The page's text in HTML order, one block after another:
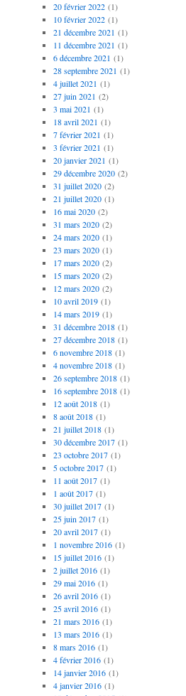
20 février 2022(1)
10 février 2022(1)
21 décembre 2021 (1)
11 décembre 2021 (1)
6 décembre 2021 (1)
28 septembre 2021 (1)
4 juillet 2021 (1)
27 juin 2021 (2)
3 mai 2021 (1)
18 avril 2021 (1)
7 février 2021 (1)
3 février 2021 (1)
20 janvier 2021 (1)
29 décembre 2020(2)
31 juillet 2020(2)
21 juillet 2020(1)
16 mai 2020(2)
31 mars 2020(2)
24 mars 2020(1)
23 mars 2020(1)
17 mars 2020(2)
15 mars 2020(2)
12 mars 2020(2)
10 avril 2019(1)
14 mars 2019(1)
31 décembre 2018(1)
27 décembre 2018(1)
6 novembre 2018(1)
4 novembre 2018(1)
26 septembre 2018(1)
16 septembre 2018(1)
12 août 2018(1)
8 août 2018(1)
21 juillet 2018(1)
30 décembre 2017(1)
23 octobre 2017(1)
5 octobre 2017(1)
11 août 2017(1)
1 août 2017(1)
30 juillet 2017(1)
25 juin 2017(1)
20 avril 2017(1)
1 novembre 2016(1)
15 juillet 2016(1)
2 juillet 2016(1)
29 mai 2016(1)
26 avril 2016(1)
25 avril 2016(1)
21 mars 2016(1)
13 mars 2016(1)
8 mars 2016(1)
4 février 2016(1)
14 janvier 2016(1)
4 janvier 2016(1)